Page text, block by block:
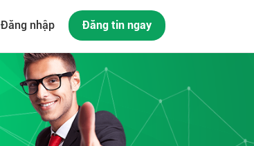
Đăng nhập Đăng tin ngay